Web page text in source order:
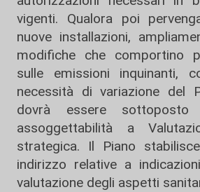
vigenti. Qualora poi
nuove installazioni,
modifiche che comportino
sulle emissioni inquinanti,
necessità di variazione del
dovrà essere
assoggettabilità a
strategica. Il Piano
indirizzo relative a
valutazione degli aspetti